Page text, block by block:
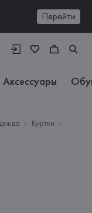
Перейти
Аксессуары
Куртки